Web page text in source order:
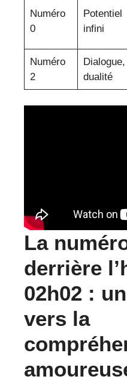
Numéro
0
Potentiel
infini
Numéro
2
Dialogue,
dualité
La
derrière
02h02 :
vers la